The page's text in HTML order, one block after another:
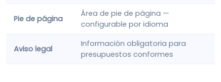
Pie de página
Área de pie de página —
configurable por idioma
Aviso legal
Información obligatoria para
presupuestos conformes